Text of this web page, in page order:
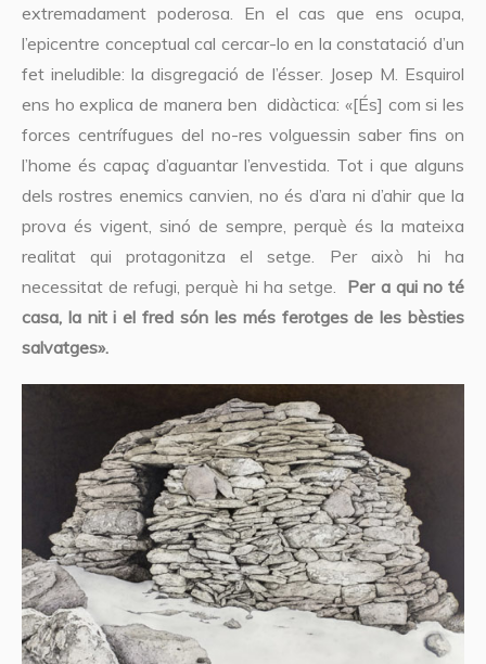
extremadament poderosa. En el cas que ens ocupa,
l’epicentre conceptual cal cercar-lo en la constatació d’un
fet ineludible: la disgregació de l’ésser. Josep M. Esquirol
ens ho explica de manera ben didàctica: «[És] com si les
forces centrífugues del no-res volguessin saber fins on
l’home és capaç d’aguantar l’envestida. Tot i que alguns
dels rostres enemics canvien, no és d’ara ni d’ahir que la
prova és vigent, sinó de sempre, perquè és la mateixa
realitat qui protagonitza el setge. Per això hi ha
necessitat de refugi, perquè hi ha setge. Per a qui no té
casa, la nit i el fred són les més ferotges de les bèsties
salvatges».